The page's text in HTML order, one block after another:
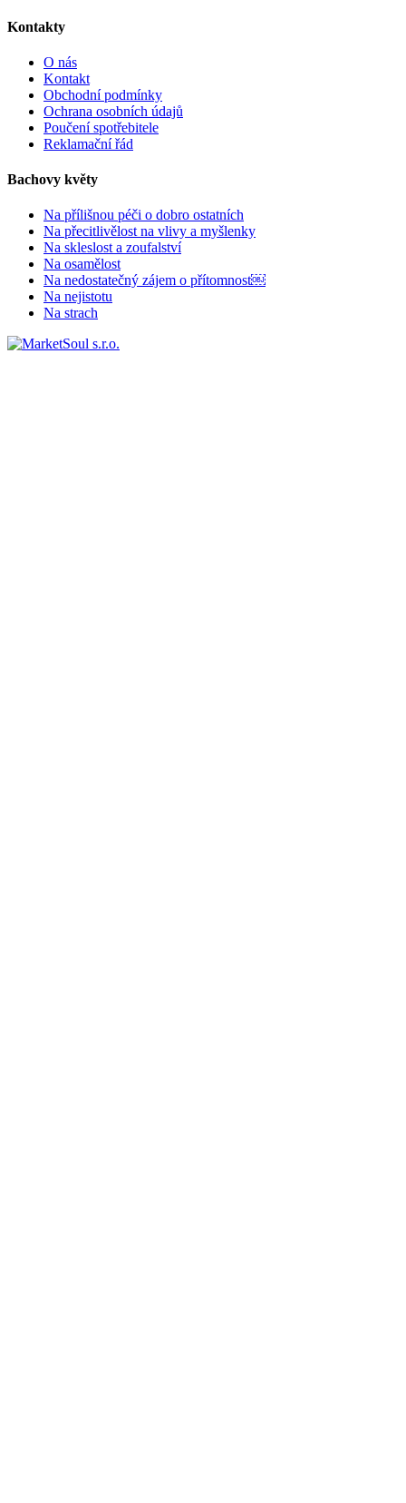
Kontakty
O nás
Kontakt
Obchodní podmínky
Ochrana osobních údajů
Poučení spotřebitele
Reklamační řád
Bachovy květy
Na přílišnou péči o dobro ostatních
Na přecitlivělost na vlivy a myšlenky
Na skleslost a zoufalství
Na osamělost
Na nedostatečný zájem o přítomnost￼
Na nejistotu
Na strach